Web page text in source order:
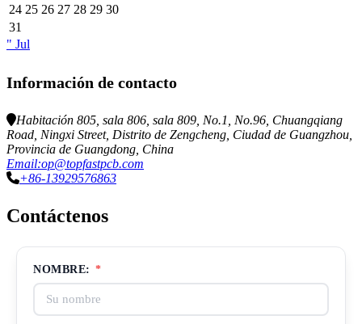
24 25 26 27 28 29 30
31
" Jul
Información de contacto
Habitación 805, sala 806, sala 809, No.1, No.96, Chuangqiang
Road, Ningxi Street, Distrito de Zengcheng, Ciudad de Guangzhou,
Provincia de Guangdong, China
Email:op@topfastpcb.com
+86-13929576863
Contáctenos
NOMBRE: *